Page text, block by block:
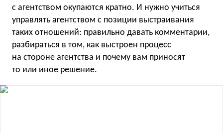
с агентством окупаются кратно. И нужно учиться
управлять агентством с позиции выстраивания
таких отношений: правильно давать комментарии,
разбираться в том, как выстроен процесс
на стороне агентства и почему вам приносят
то или иное решение.